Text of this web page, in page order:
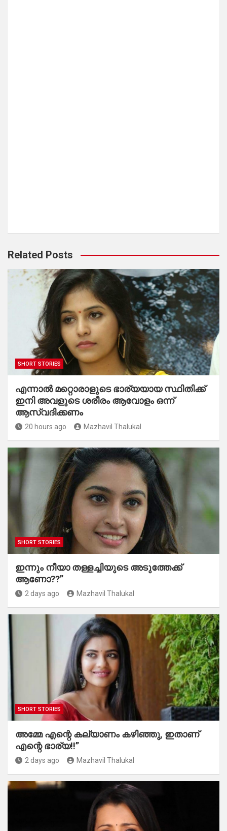
Related Posts
SHORT STORIES
എന്നാൽ മറ്റൊരാളുടെ ഭാര്യയായ സ്ഥിതിക്ക്
ഇനി അവളുടെ ശരീരം ആവോളം ഒന്ന്
ആസ്വദിക്കണം
20 hours ago Mazhavil Thalukal
SHORT STORIES
ഇന്നും നീയാ തള്ളച്ചിയുടെ അടുത്തേക്ക്
ആണോ??”
2 days ago Mazhavil Thalukal
SHORT STORIES
അമ്മേ എന്റെ കല്യാണം കഴിഞ്ഞു, ഇതാണ്
എന്റെ ഭാര്യ!!”
2 days ago Mazhavil Thalukal